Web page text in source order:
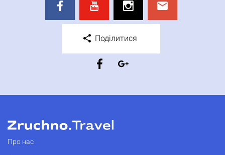
Поділитися
Про нас